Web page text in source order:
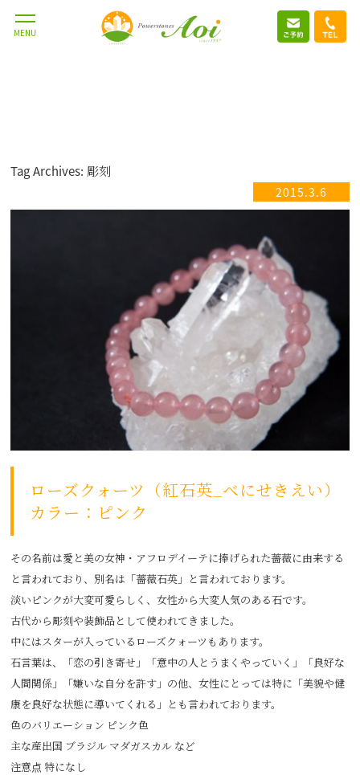
MENU
Tag Archives: 彫刻
2015.3.6
ローズクォーツ（紅石英_べにせきえい）
カラー：ピンク
その名前は愛と美の女神・アフロデイーテに捧げられた薔薇に由来する
と言われており、別名は「薔薇石英」と言われております。
淡いピンクが大変可愛らしく、女性から大変人気のある石です。
古代から彫刻や装飾品として使われてきました。
中にはスターが入っているローズクォーツもあります。
石言葉は、「恋の引き寄せ」「意中の人とうまくやっていく」「良好な
人間関係」「嫌いな自分を許す」の他、女性にとっては特に「美貌や健
康を良好な状態に導いてくれる」とも言われております。
色のバリエーション ピンク色
主な産出国 ブラジル マダガスカル など
注意点 特になし